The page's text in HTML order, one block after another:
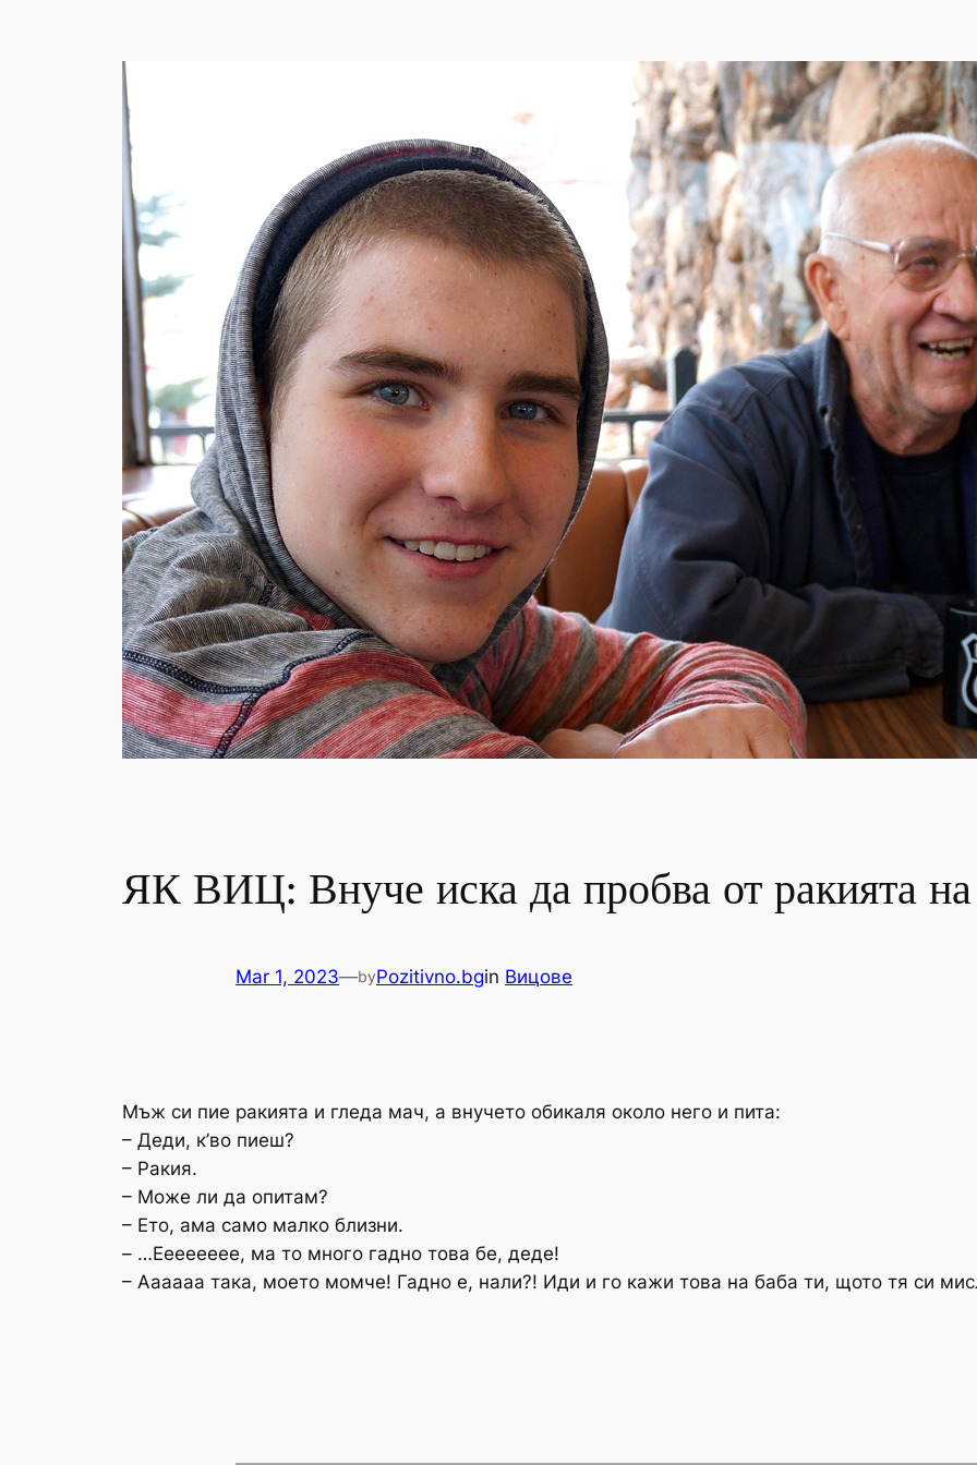
ЯК ВИЦ: Внуче иска да пробва от ракията
Mar 1, 2023—byPozitivno.bgin Вицове
Мъж си пие ракията и гледа мач, а внучето обикаля около него и пита:
– Деди, к’во пиеш?
– Ракия.
– Може ли да опитам?
– Ето, ама само малко близни.
– …Ееееееее, ма то много гадно това бе, деде!
– Аааааа така, моето момче! Гадно е, нали?! Иди и го кажи това на баба ти, щото тя си